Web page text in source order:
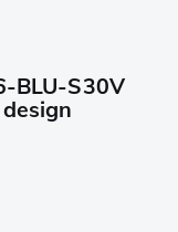
BLU-S30V